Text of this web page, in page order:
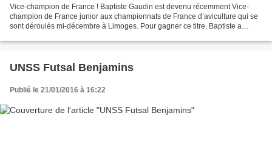
Vice-champion de France ! Baptiste Gaudin est devenu récemment Vice-
champion de France junior aux championnats de France d’aviculture qui se
sont déroulés mi-décembre à Limoges. Pour gagner ce titre, Baptiste a
UNSS Futsal Benjamins
Publié le 21/01/2016 à 16:22